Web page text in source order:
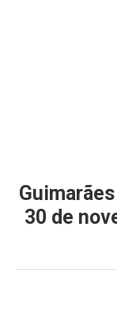
30 de